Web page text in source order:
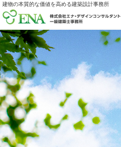
建物の本質的な価値を高める建築設計事務所